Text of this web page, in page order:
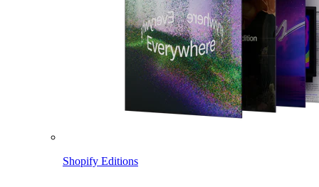
Shopify Editions